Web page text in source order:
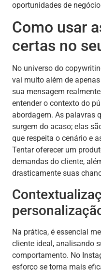
oportunidades de
Como usar
certas no
No universo do
vai muito além de
sua mensagem
entender o contexto do
abordagem. As palavras
surgem do acaso; elas
que respeita o cenário e
Tentar oferecer um
demandas do cliente,
drasticamente suas
Na prática, é essencial
cliente ideal, analisando
comportamento. No
esforço se torna mais